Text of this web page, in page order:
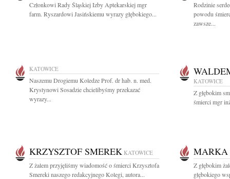
Członkowi Rady Śląskiej Izby Aptekarskiej mgr
farm. Ryszardowi Jasińskiemu wyrazy głębokiego...
Rodzinie
powodu
zawsze...
KATOWICE
Naszemu Drogiemu Koledze Prof. dr hab. n. med.
Krystynowi Sosadzie chcielibyśmy przekazać
wyrazy...
KATOWICE
Z głębokim
śmierci mgr
KRZYSZTOF SMEREK KATOWICE
Z żalem przyjęliśmy wiadomość o śmierci Krzysztofa
Smereki naszego redakcyjnego Kolegi, autora...
Z głębokim
głębokiego